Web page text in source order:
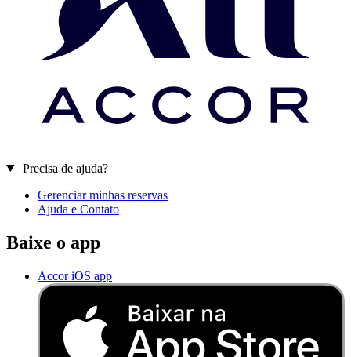
Precisa de ajuda?
Gerenciar minhas reservas
Ajuda e Contato
Baixe o app
Accor iOS app